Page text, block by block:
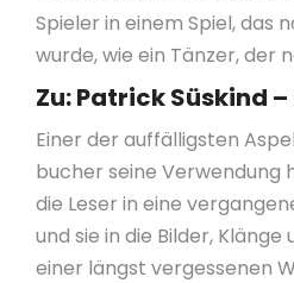
Spieler in einem Spiel, das
wurde, wie ein Tänzer, der
Zu: Patrick Süskind
Einer der auffälligsten
bucher seine Verwendung
die Leser in eine
und sie in die Bilder,
einer längst vergessenen